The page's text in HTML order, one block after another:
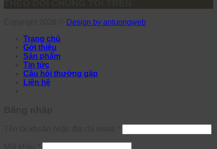
Design by antuongweb
Trang chủ
Gới thiệu
Sản phẩm
Tin tức
Câu hỏi thường gặp
Liên hệ